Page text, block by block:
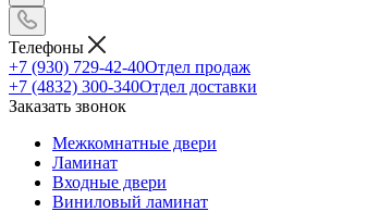
Телефоны
+7 (930) 729-42-40Отдел продаж
+7 (4832) 300-340Отдел доставки
Заказать звонок
Межкомнатные двери
Ламинат
Входные двери
Виниловый ламинат